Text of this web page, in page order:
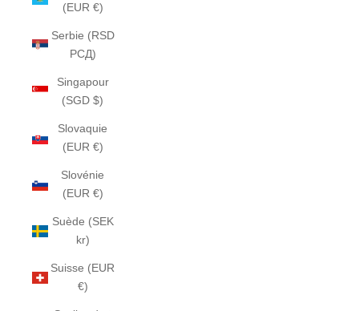
(EUR €)
Serbie (RSD
РСД)
Singapour
(SGD $)
Slovaquie
(EUR €)
Slovénie
(EUR €)
Suède (SEK
kr)
Suisse (EUR
€)